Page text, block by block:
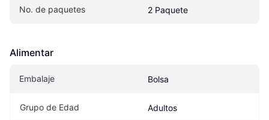
No. de paquetes 2 Paquete
Alimentar
Embalaje Bolsa
Grupo de Edad Adultos